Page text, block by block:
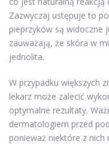
Zazwyczaj ustępuje to
pieprzyków są widoczne
zauważają, że skóra w
jednolita.
W przypadku większych
lekarz może zalecić
optymalne rezultaty.
dermatologiem przed
ponieważ niektóre z nich